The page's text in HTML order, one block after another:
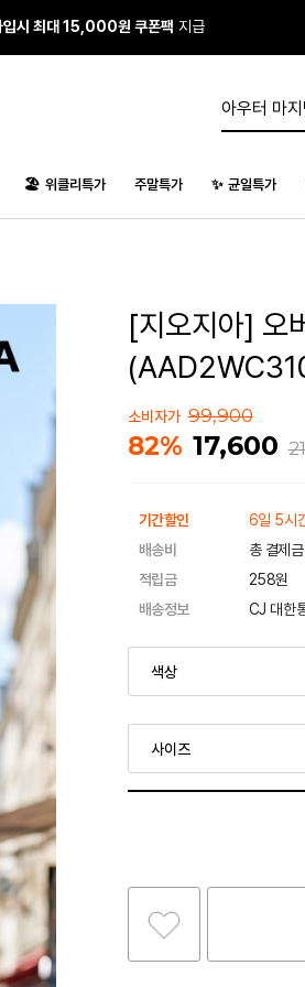
앱다운 3,000원쿠폰 증정
🏖️ 위클리특가 주말특가 ✨ 균일특가
[지오지아] 오
소비자가 99,900
82% 17,600
기간할인
6일 5시
배송비
총 결제
적립금
258원
배송정보
CJ 대한